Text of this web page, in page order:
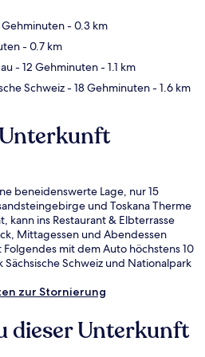
- 0.3 km
- 0.7 km
- 12 Gehminuten- 1.1 km
Schweiz- 18 Gehminuten- 1.6 km
beneidenswerte Lage, nur 15
und Toskana Therme
kann ins Restaurant & Elbterrasse
Mittagessen und Abendessen
mit dem Auto höchstens 10
Schweiz und Nationalpark
zur Stornierung
dieser Unterkunft